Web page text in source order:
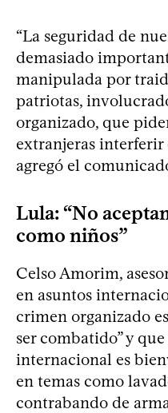
“La seguridad de
demasiado
manipulada por
patriotas,
organizado, que
extranjeras interferir
agregó el
Lula: “No
como niños”
Celso Amorim,
en asuntos
crimen organizado
ser combatido” y
internacional es
en temas como
contrabando de